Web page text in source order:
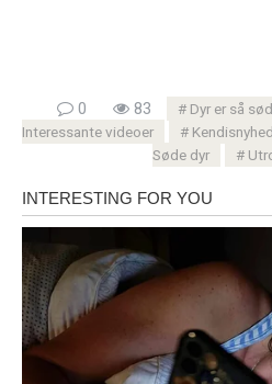
0 83 Dyr er så
Interessante videoer
Søde dyr